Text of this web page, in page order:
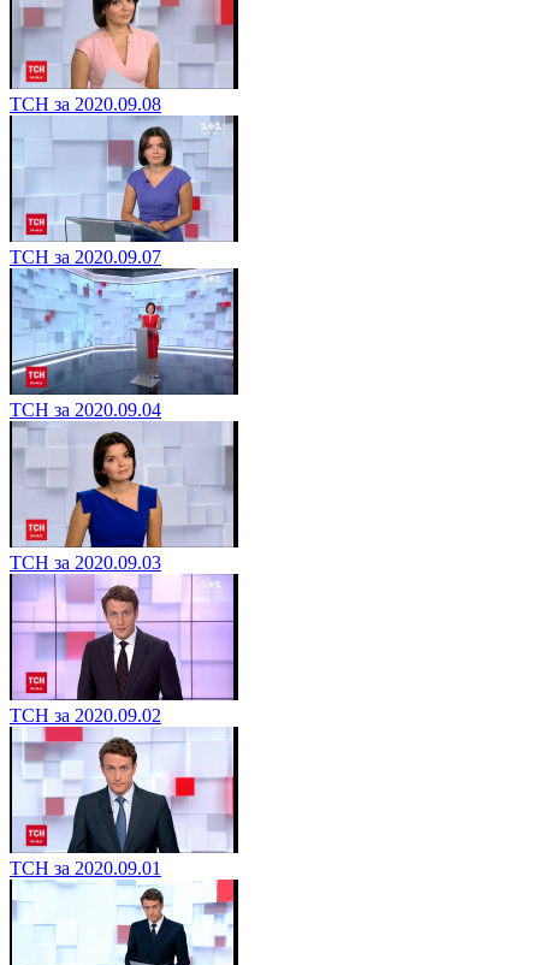
ТСН за 2020.09.08
ТСН за 2020.09.07
ТСН за 2020.09.04
ТСН за 2020.09.03
ТСН за 2020.09.02
ТСН за 2020.09.01